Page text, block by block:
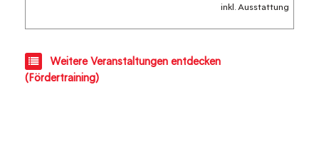
inkl. Ausstattung
Weitere Veranstaltungen entdecken
(Fördertraining)